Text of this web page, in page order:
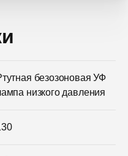
безозоновая УФ
низкого давления